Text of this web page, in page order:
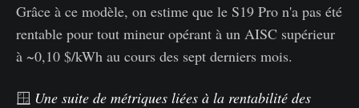
Grâce à ce modèle, on estime que le S19 Pro n'a pas été
rentable pour tout mineur opérant à un AISC supérieur
à ~0,10 $/kWh au cours des sept derniers mois.
🪟 Une suite de métriques liées à la rentabilité des